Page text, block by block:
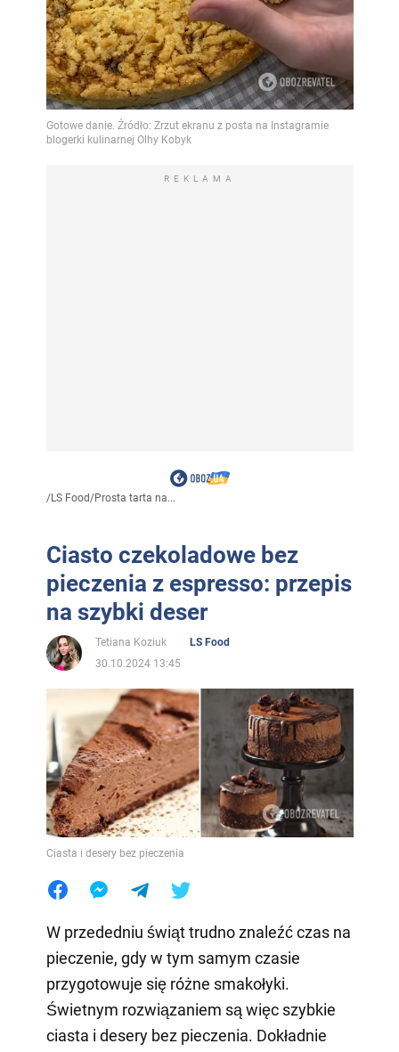
REKLAMA
/LS Food/Prosta tarta na...
Ciasto czekoladowe bez
pieczenia z espresso: przepis
na szybki deser
Tetiana Koziuk
LS Food
30.10.2024 13:45
Ciasta i desery bez pieczenia
W przededniu świąt trudno znaleźć czas na
pieczenie, gdy w tym samym czasie
przygotowuje się różne smakołyki.
Świetnym rozwiązaniem są więc szybkie
ciasta i desery bez pieczenia. Dokładnie